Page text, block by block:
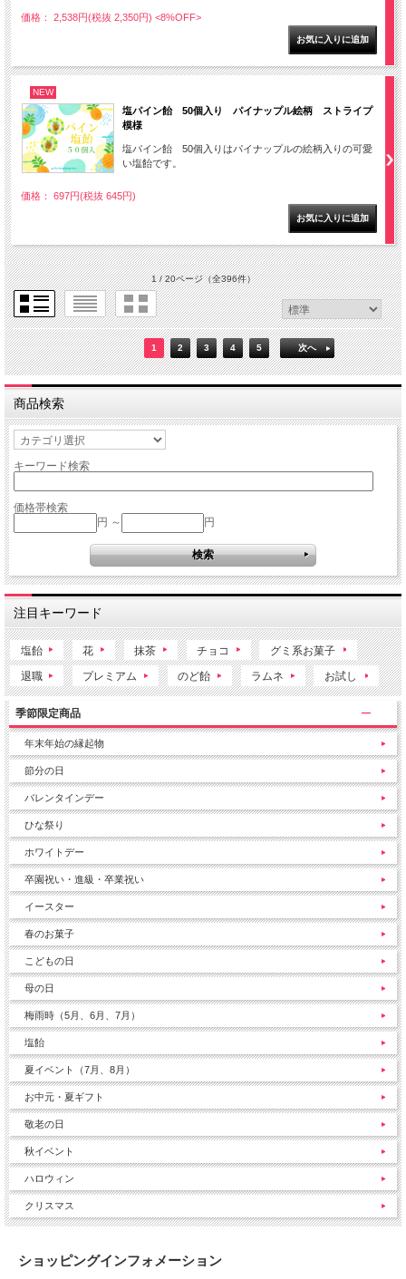
価格： 2,538円(税抜 2,350円) <8%OFF>
NEW
塩パイン飴 50個入り パイナップル絵柄 ストライプ
模様
塩パイン飴 50個入りはパイナップルの絵柄入りの可愛
い塩飴です。
価格： 697円(税抜 645円)
1 / 20ページ（全396件）
1 2 3 4 5 次へ
商品検索
キーワード検索
価格帯検索
円 ～
円
注目キーワード
塩飴 花 抹茶 チョコ グミ系お菓子
退職 プレミアム のど飴 ラムネ お試し
季節限定商品
年末年始の縁起物
節分の日
バレンタインデー
ひな祭り
ホワイトデー
卒園祝い・進級・卒業祝い
イースター
春のお菓子
こどもの日
母の日
梅雨時（5月、6月、7月）
塩飴
夏イベント（7月、8月）
お中元・夏ギフト
敬老の日
秋イベント
ハロウィン
クリスマス
ショッピングインフォメーション